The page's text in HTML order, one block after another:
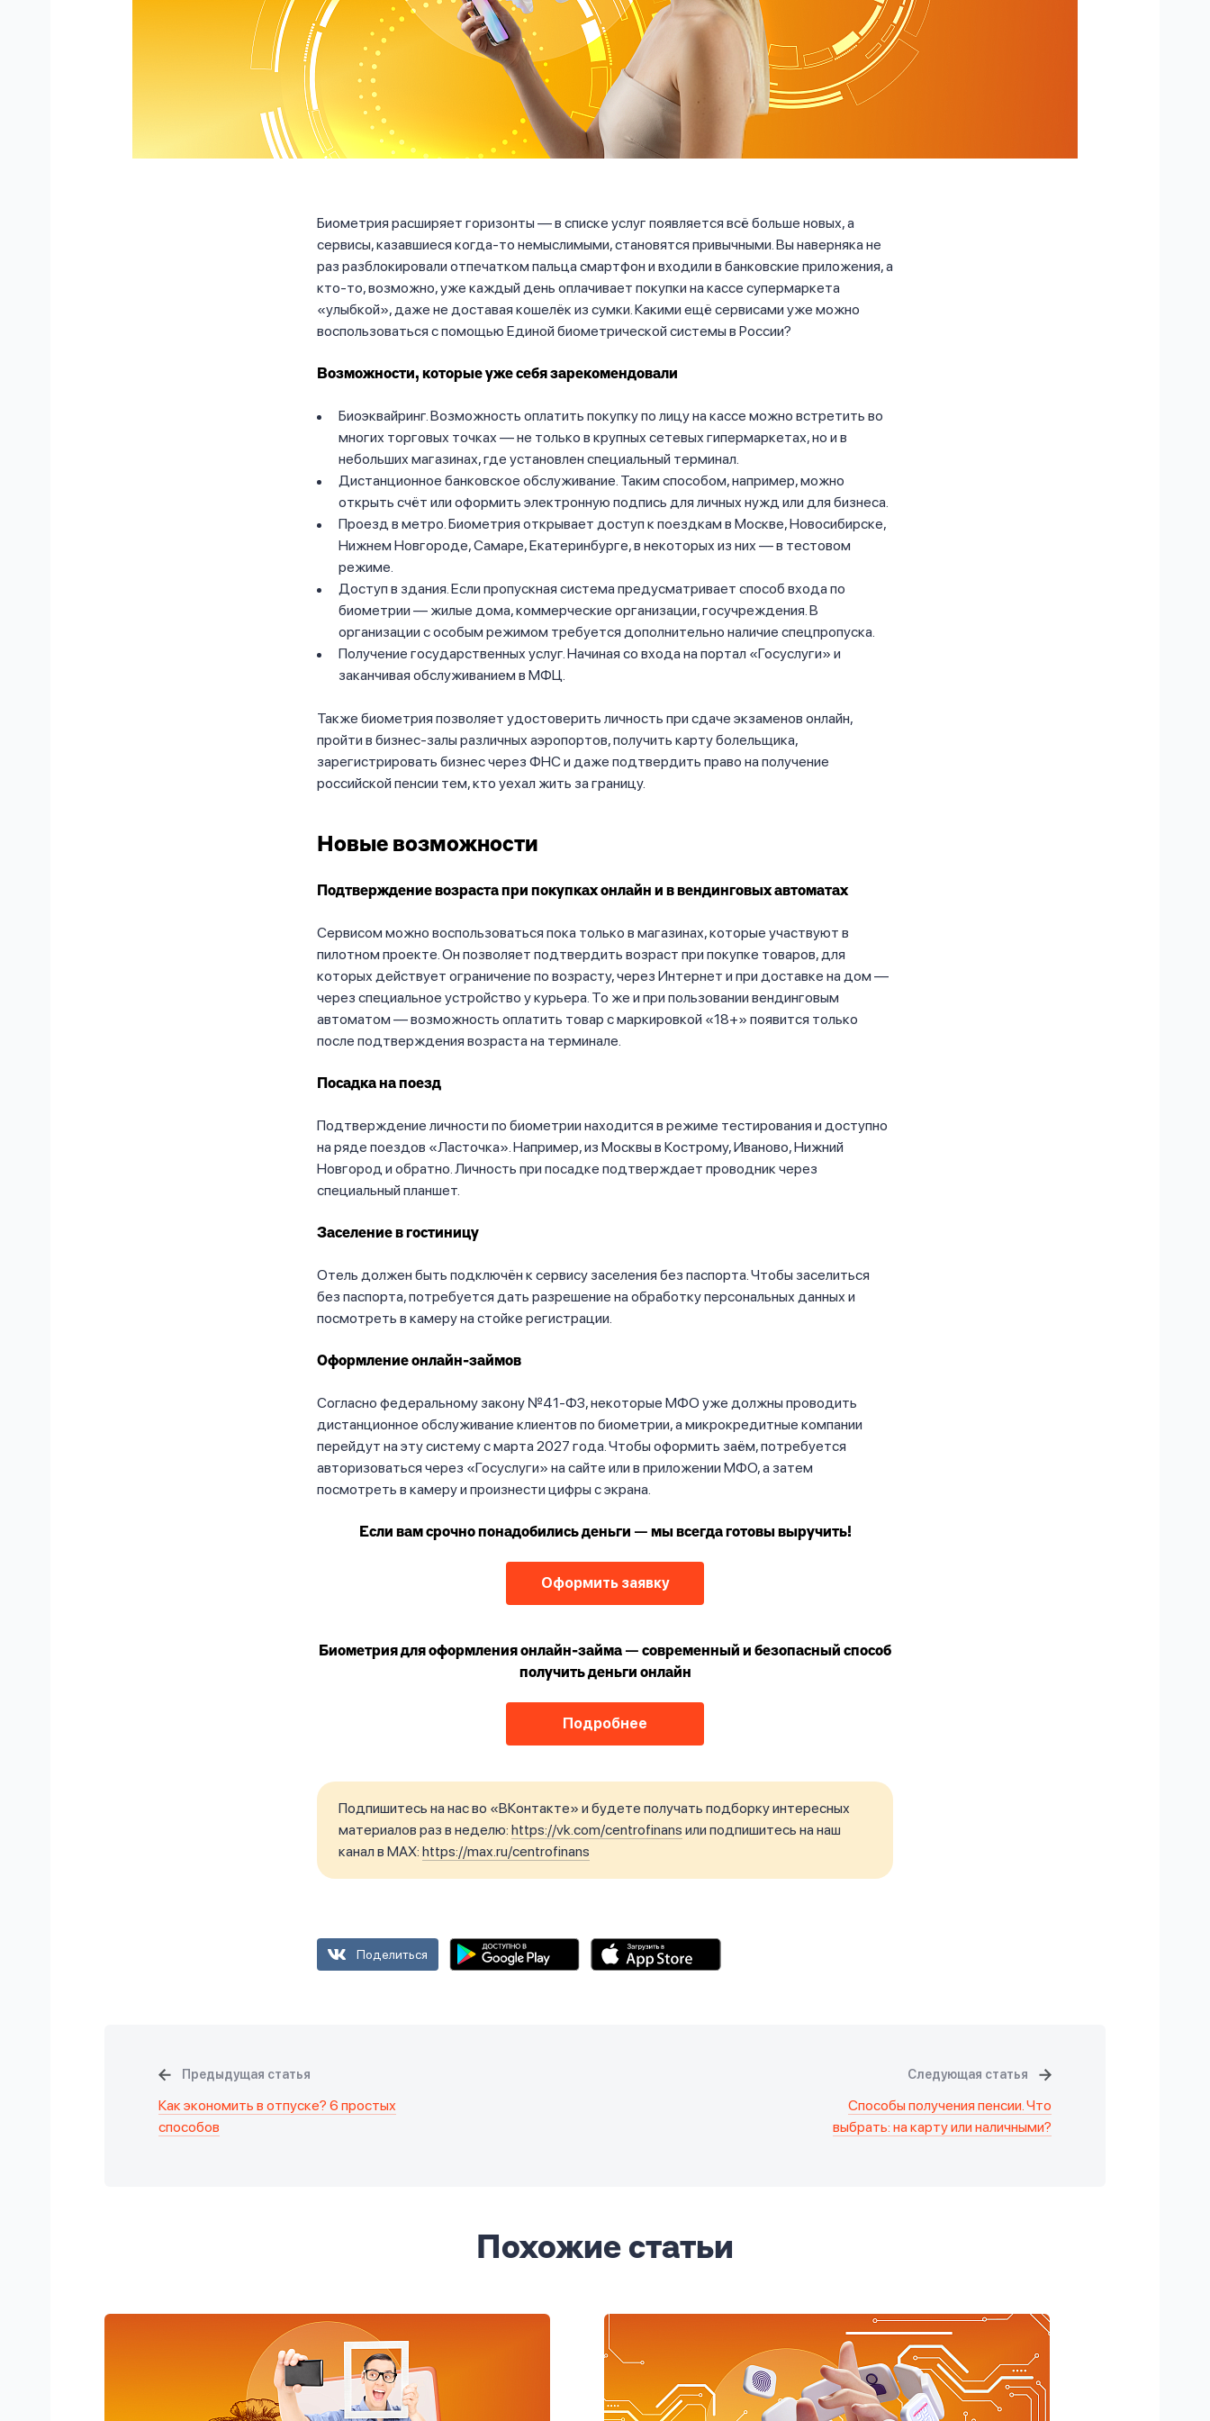
Биометрия расширяет горизонты — в списке услуг появляется всё больше новых, а
сервисы, казавшиеся когда-то немыслимыми, становятся привычными. Вы наверняка не
раз разблокировали отпечатком пальца смартфон и входили в банковские приложения, а
кто-то, возможно, уже каждый день оплачивает покупки на кассе супермаркета
«улыбкой», даже не доставая кошелёк из сумки. Какими ещё сервисами уже можно
воспользоваться с помощью Единой биометрической системы в России?
Возможности, которые уже себя зарекомендовали
Биоэквайринг. Возможность оплатить покупку по лицу на кассе можно встретить во
многих торговых точках — не только в крупных сетевых гипермаркетах, но и в
небольших магазинах, где установлен специальный терминал.
Дистанционное банковское обслуживание. Таким способом, например, можно
открыть счёт или оформить электронную подпись для личных нужд или для бизнеса.
Проезд в метро. Биометрия открывает доступ к поездкам в Москве, Новосибирске,
Нижнем Новгороде, Самаре, Екатеринбурге, в некоторых из них — в тестовом
режиме.
Доступ в здания. Если пропускная система предусматривает способ входа по
биометрии — жилые дома, коммерческие организации, госучреждения. В
организации с особым режимом требуется дополнительно наличие спецпропуска.
Получение государственных услуг. Начиная со входа на портал «Госуслуги» и
заканчивая обслуживанием в МФЦ.
Также биометрия позволяет удостоверить личность при сдаче экзаменов онлайн,
пройти в бизнес-залы различных аэропортов, получить карту болельщика,
зарегистрировать бизнес через ФНС и даже подтвердить право на получение
российской пенсии тем, кто уехал жить за границу.
Новые возможности
Подтверждение возраста при покупках онлайн и в вендинговых автоматах
Сервисом можно воспользоваться пока только в магазинах, которые участвуют в
пилотном проекте. Он позволяет подтвердить возраст при покупке товаров, для
которых действует ограничение по возрасту, через Интернет и при доставке на дом —
через специальное устройство у курьера. То же и при пользовании вендинговым
автоматом — возможность оплатить товар с маркировкой «18+» появится только
после подтверждения возраста на терминале.
Посадка на поезд
Подтверждение личности по биометрии находится в режиме тестирования и доступно
на ряде поездов «Ласточка». Например, из Москвы в Кострому, Иваново, Нижний
Новгород и обратно. Личность при посадке подтверждает проводник через
специальный планшет.
Заселение в гостиницу
Отель должен быть подключён к сервису заселения без паспорта. Чтобы заселиться
без паспорта, потребуется дать разрешение на обработку персональных данных и
посмотреть в камеру на стойке регистрации.
Оформление онлайн-займов
Согласно федеральному закону №41-ФЗ, некоторые МФО уже должны проводить
дистанционное обслуживание клиентов по биометрии, а микрокредитные компании
перейдут на эту систему с марта 2027 года. Чтобы оформить заём, потребуется
авторизоваться через «Госуслуги» на сайте или в приложении МФО, а затем
посмотреть в камеру и произнести цифры с экрана.
Если вам срочно понадобились деньги — мы всегда готовы выручить!
Оформить заявку
Биометрия для оформления онлайн-займа — современный и безопасный способ
получить деньги онлайн
Подробнее
Подпишитесь на нас во «ВКонтакте» и будете получать подборку интересных
материалов раз в неделю: https://vk.com/centrofinans или подпишитесь на наш
канал в MAX: https://max.ru/centrofinans
Поделиться
Предыдущая статья
Как экономить в отпуске? 6 простых
способов
Следующая статья
Способы получения пенсии. Что
выбрать: на карту или наличными?
Похожие статьи